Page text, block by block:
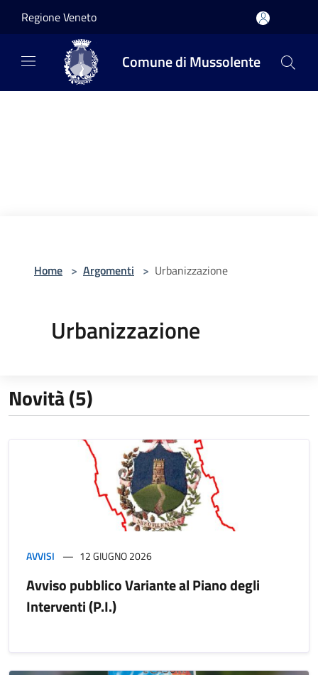
Regione Veneto
Comune di Mussolente
Home > Argomenti > Urbanizzazione
Urbanizzazione
Novità (5)
AVVISI 12 GIUGNO 2026
Avviso pubblico Variante al Piano degli
Interventi (P.I.)